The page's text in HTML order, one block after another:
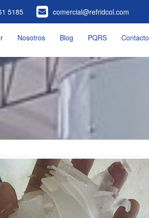
5185 comercial@refridcol.com
Nosotros Blog PQRS Contacto